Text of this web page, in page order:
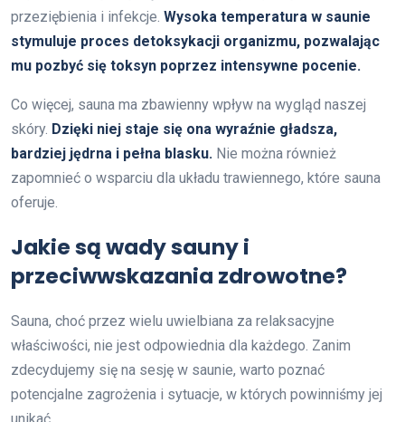
przeziębienia i infekcje. Wysoka temperatura w saunie
stymuluje proces detoksykacji organizmu, pozwalając
mu pozbyć się toksyn poprzez intensywne pocenie.
Co więcej, sauna ma zbawienny wpływ na wygląd naszej
skóry. Dzięki niej staje się ona wyraźnie gładsza,
bardziej jędrna i pełna blasku. Nie można również
zapomnieć o wsparciu dla układu trawiennego, które sauna
oferuje.
Jakie są wady sauny i
przeciwwskazania zdrowotne?
Sauna, choć przez wielu uwielbiana za relaksacyjne
właściwości, nie jest odpowiednia dla każdego. Zanim
zdecydujemy się na sesję w saunie, warto poznać
potencjalne zagrożenia i sytuacje, w których powinniśmy jej